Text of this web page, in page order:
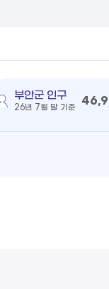
부안군 인구
26년 7월 말 기준